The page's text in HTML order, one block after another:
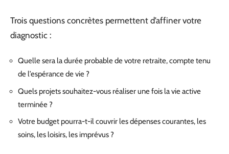
Trois questions concrètes permettent d’affiner votre
diagnostic :
Quelle sera la durée probable de votre retraite, compte tenu
de l’espérance de vie ?
Quels projets souhaitez-vous réaliser une fois la vie active
terminée ?
Votre budget pourra-t-il couvrir les dépenses courantes, les
soins, les loisirs, les imprévus ?